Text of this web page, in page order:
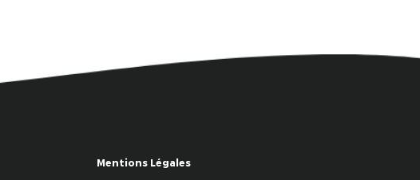
Mentions Légales